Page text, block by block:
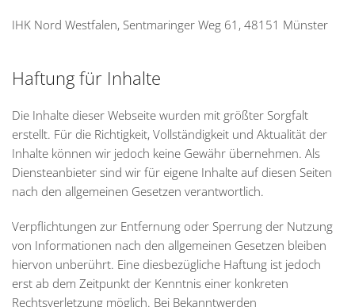
IHK Nord Westfalen, Sentmaringer Weg 61, 48151 Münster
Haftung für Inhalte
Die Inhalte dieser Webseite wurden mit größter Sorgfalt
erstellt. Für die Richtigkeit, Vollständigkeit und Aktualität der
Inhalte können wir jedoch keine Gewähr übernehmen. Als
Diensteanbieter sind wir für eigene Inhalte auf diesen Seiten
nach den allgemeinen Gesetzen verantwortlich.
Verpflichtungen zur Entfernung oder Sperrung der Nutzung
von Informationen nach den allgemeinen Gesetzen bleiben
hiervon unberührt. Eine diesbezügliche Haftung ist jedoch
erst ab dem Zeitpunkt der Kenntnis einer konkreten
Rechtsverletzung möglich. Bei Bekanntwerden